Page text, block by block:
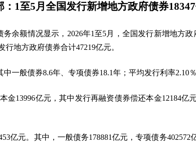
：1至5月全国发行新增地方政府债券
余额情况显示，2026年1至5月，全国发行新增地方
地方政府债券合计47219亿元。
一般债券8.6年、专项债券18.1年；平均发行利率2.10
金13996亿元，其中发行再融资债券偿还本金12184亿
亿元。其中，一般债务178881亿元，专项债务